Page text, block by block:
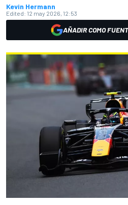
Kevin Hermann
Edited: 12 may 2026, 12:53
AÑADIR COMO